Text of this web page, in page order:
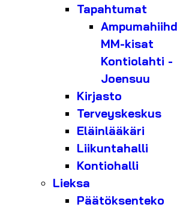
Tapahtumat
MM-kisat
Kontiolahti -
Joensuu
Kirjasto
Terveyskeskus
Eläinlääkäri
Liikuntahalli
Kontiohalli
Lieksa
Päätöksenteko